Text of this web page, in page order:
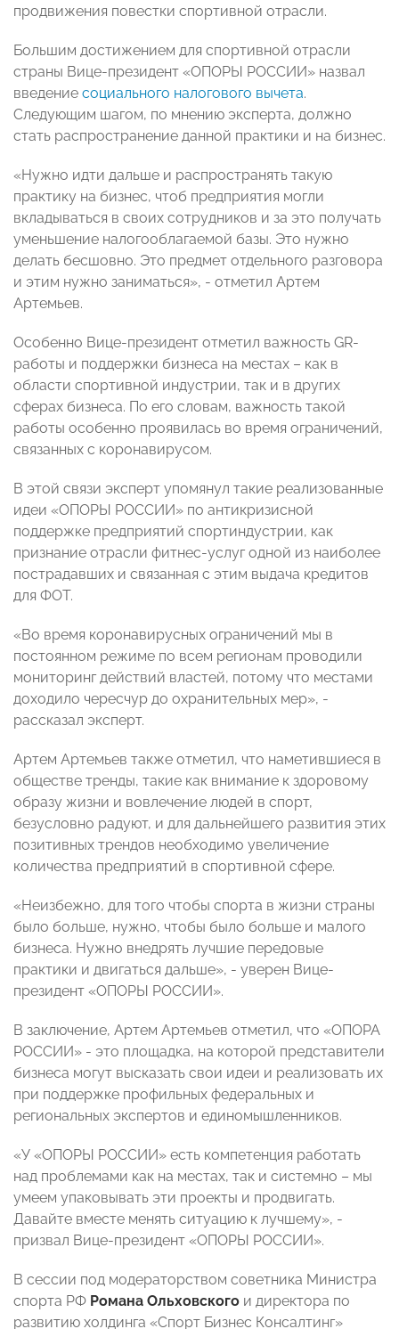
продвижения повестки спортивной отрасли.
Большим достижением для спортивной отрасли
страны Вице-президент «ОПОРЫ РОССИИ» назвал
введение социального налогового вычета.
Следующим шагом, по мнению эксперта, должно
стать распространение данной практики и на бизнес.
«Нужно идти дальше и распространять такую
практику на бизнес, чтоб предприятия могли
вкладываться в своих сотрудников и за это получать
уменьшение налогооблагаемой базы. Это нужно
делать бесшовно. Это предмет отдельного разговора
и этим нужно заниматься», - отметил Артем
Артемьев.
Особенно Вице-президент отметил важность GR-
работы и поддержки бизнеса на местах – как в
области спортивной индустрии, так и в других
сферах бизнеса. По его словам, важность такой
работы особенно проявилась во время ограничений,
связанных с коронавирусом.
В этой связи эксперт упомянул такие реализованные
идеи «ОПОРЫ РОССИИ» по антикризисной
поддержке предприятий спортиндустрии, как
признание отрасли фитнес-услуг одной из наиболее
пострадавших и связанная с этим выдача кредитов
для ФОТ.
«Во время коронавирусных ограничений мы в
постоянном режиме по всем регионам проводили
мониторинг действий властей, потому что местами
доходило чересчур до охранительных мер», -
рассказал эксперт.
Артем Артемьев также отметил, что наметившиеся в
обществе тренды, такие как внимание к здоровому
образу жизни и вовлечение людей в спорт,
безусловно радуют, и для дальнейшего развития этих
позитивных трендов необходимо увеличение
количества предприятий в спортивной сфере.
«Неизбежно, для того чтобы спорта в жизни страны
было больше, нужно, чтобы было больше и малого
бизнеса. Нужно внедрять лучшие передовые
практики и двигаться дальше», - уверен Вице-
президент «ОПОРЫ РОССИИ».
В заключение, Артем Артемьев отметил, что «ОПОРА
РОССИИ» - это площадка, на которой представители
бизнеса могут высказать свои идеи и реализовать их
при поддержке профильных федеральных и
региональных экспертов и единомышленников.
«У «ОПОРЫ РОССИИ» есть компетенция работать
над проблемами как на местах, так и системно – мы
умеем упаковывать эти проекты и продвигать.
Давайте вместе менять ситуацию к лучшему», -
призвал Вице-президент «ОПОРЫ РОССИИ».
В сессии под модераторством советника Министра
спорта РФ Романа Ольховского и директора по
развитию холдинга «Спорт Бизнес Консалтинг»